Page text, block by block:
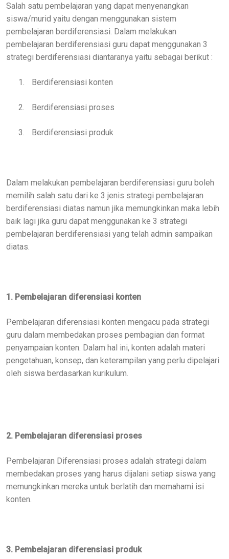
Salah satu pembelajaran yang dapat menyenangkan
siswa/murid yaitu dengan menggunakan sistem
pembelajaran berdiferensiasi. Dalam melakukan
pembelajaran berdiferensiasi guru dapat menggunakan 3
strategi berdiferensiasi diantaranya yaitu sebagai berikut :
1. Berdiferensiasi konten
2. Berdiferensiasi proses
3. Berdiferensiasi produk
Dalam melakukan pembelajaran berdiferensiasi guru boleh
memilih salah satu dari ke 3 jenis strategi pembelajaran
berdiferensiasi diatas namun jika memungkinkan maka lebih
baik lagi jika guru dapat menggunakan ke 3 strategi
pembelajaran berdiferensiasi yang telah admin sampaikan
diatas.
1. Pembelajaran diferensiasi konten
Pembelajaran diferensiasi konten mengacu pada strategi
guru dalam membedakan proses pembagian dan format
penyampaian konten. Dalam hal ini, konten adalah materi
pengetahuan, konsep, dan keterampilan yang perlu dipelajari
oleh siswa berdasarkan kurikulum.
2. Pembelajaran diferensiasi proses
Pembelajaran Diferensiasi proses adalah strategi dalam
membedakan proses yang harus dijalani setiap siswa yang
memungkinkan mereka untuk berlatih dan memahami isi
konten.
3. Pembelajaran diferensiasi produk